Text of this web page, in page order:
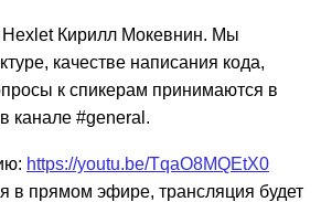
Кирилл Мокевнин. Мы
качестве написания кода,
к спикерам принимаются в
канале #general.
https://youtu.be/TqaO8MQEtX0
в прямом эфире, трансляция будет